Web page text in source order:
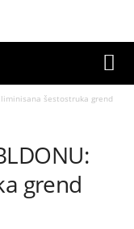
šestostruka grend
grend